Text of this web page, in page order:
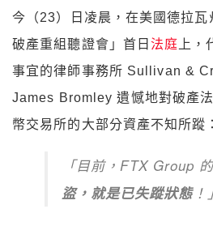
今（23）日凌晨，在美國德拉瓦
破產重組聽證會」首日法庭 上
事宜的律師事務所 Sullivan &
James Bromley 遺憾地對破產
幣交易所的大部分資產不知所蹤：
「目前，FTX Group
盜，就是已失蹤狀態！」